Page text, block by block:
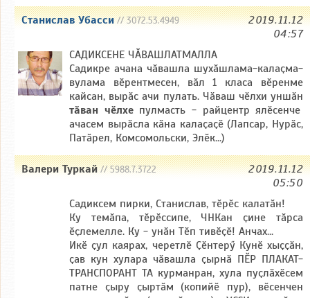
Станислав Убасси// 3072.53.4949
2019.11.12
04:57
САДИКСЕНЕ ЧӐВАШЛАТМАЛЛА
Садикре ачана чӑвашла шухӑшлама-калаҫма-
вулама вӗрентмесен, вӑл 1 класа вӗренме
кайсан, вырӑс ачи пулать. Чӑваш чӗлхи уншӑн
тӑван чӗлхепулмасть - райцентр ялӗсенче
ачасем вырӑсла кӑна калаҫаҫӗ (Лапсар, Нурӑс,
Патӑрел, Комсомольски, Элӗк...)
Валери Туркай// 5988.7.3722
2019.11.12
05:50
Садиксем пирки, Станислав, тӗрӗс калатӑн!
Ку темӑпа, тӗрӗссипе, ЧНКан ҫине тӑрса
ӗҫлемелле. Ку - унӑн Тӗп тивӗҫӗ! Анчах...
Икӗ ҫул каярах, черетлӗ Ҫӗнтерӳ Кунӗ хыҫҫӑн,
ҫав кун хулара чӑвашла ҫырнӑ ПӖР ПЛАКАТ-
ТРАНСПОРАНТ ТА курманран, хула пуҫлӑхӗсем
патне ҫыру ҫыртӑм (копийӗ пур), вӗсенчен